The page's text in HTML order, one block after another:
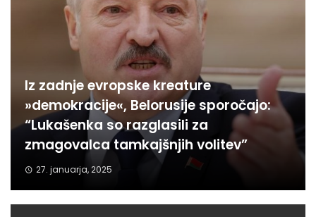
Iz zadnje evropske kreature
»demokracije«, Belorusije sporočajo:
“Lukašenka so razglasili za
zmagovalca tamkajšnjih volitev”
27. januarja, 2025